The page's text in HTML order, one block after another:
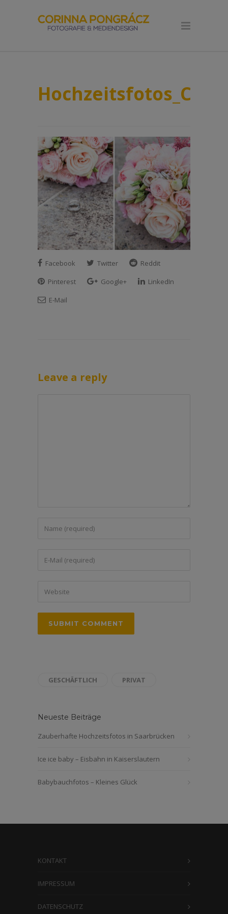
Facebook Twitter
Reddit
Pinterest
Google+
LinkedIn
E-Mail
Leave a reply
GESCHÄFTLICH PRIVAT
Neueste Beiträge
Zauberhafte Hochzeitsfotos in Saarbrücken
Ice ice baby – Eisbahn in Kaiserslautern
Babybauchfotos – Kleines Glück
KONTAKT
IMPRESSUM
DATENSCHUTZ